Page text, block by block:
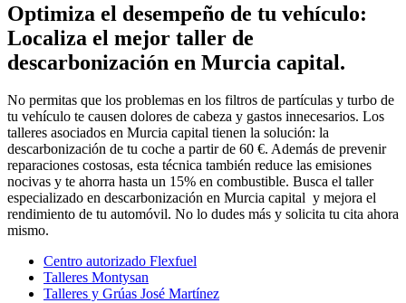
Optimiza el desempeño de tu vehículo:
Localiza el mejor taller de
descarbonización en Murcia capital.
No permitas que los problemas en los filtros de partículas y turbo de
tu vehículo te causen dolores de cabeza y gastos innecesarios. Los
talleres asociados en Murcia capital tienen la solución: la
descarbonización de tu coche a partir de 60 €. Además de prevenir
reparaciones costosas, esta técnica también reduce las emisiones
nocivas y te ahorra hasta un 15% en combustible. Busca el taller
especializado en descarbonización en Murcia capital y mejora el
rendimiento de tu automóvil. No lo dudes más y solicita tu cita ahora
mismo.
Centro autorizado Flexfuel
Talleres Montysan
Talleres y Grúas José Martínez